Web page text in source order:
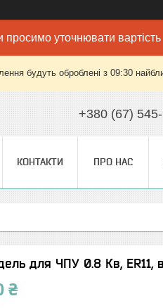
уточнювати вартість
будуть оброблені з 09:30
+380 (67)
КОНТАКТИ ПРО НАС
для ЧПУ 0.8 Кв, ER11,
₴